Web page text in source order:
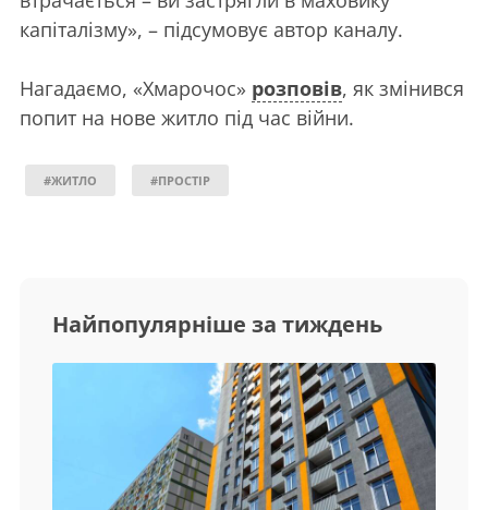
капіталізму», – підсумовує автор каналу.
Нагадаємо, «Хмарочос» розповів, як змінився
попит на нове житло під час війни.
#ЖИТЛО #ПРОСТІР
Найпопулярніше за тиждень